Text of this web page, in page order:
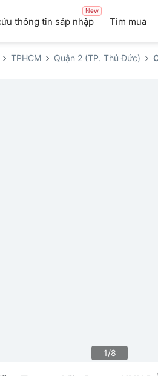
thông tin sáp nhập
New
Tìm mua
TPHCM Quận 2 (TP. Thủ Đức)
1/8